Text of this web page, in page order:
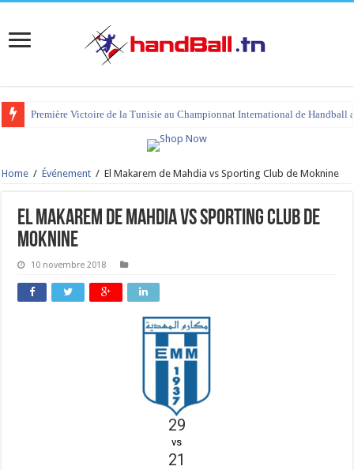
Première Victoire de la Tunisie au Championnat International de Handball
Home / Événement / El Makarem de Mahdia vs Sporting Club de Moknine
El Makarem de Mahdia vs Sporting Club de
Moknine
10 novembre 2018
29
vs
21